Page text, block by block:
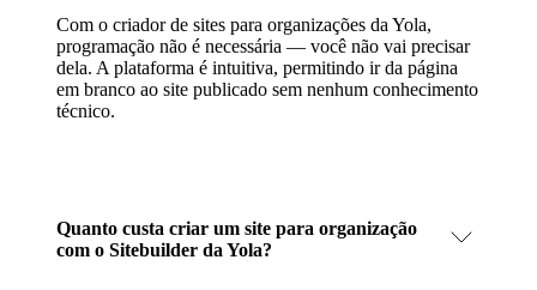
Com o criador de sites para organizações da Yola,
programação não é necessária — você não vai precisar
dela. A plataforma é intuitiva, permitindo ir da página
em branco ao site publicado sem nenhum conhecimento
técnico.
Quanto custa criar um site para organização
com o Sitebuilder da Yola?